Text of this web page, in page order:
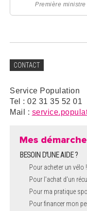
Première ministre
CONTACT
Service Population
Tel : 02 31 35 52 01
Mail :
Mes
BESOIN D'UNE AIDE ?
Pour acheter un vélo !
Pour l'achat d’un
Pour ma pratique
Pour financer mon